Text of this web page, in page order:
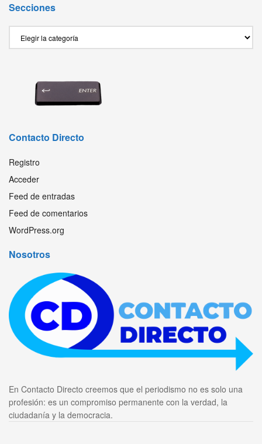
Secciones
Contacto Directo
Registro
Acceder
Feed de entradas
Feed de comentarios
WordPress.org
Nosotros
En Contacto Directo creemos que el periodismo no es solo una
profesión: es un compromiso permanente con la verdad, la
ciudadanía y la democracia.